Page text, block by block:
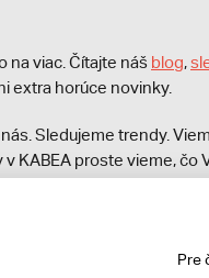
na viac. Čítajte náš blog,
extra horúce novinky.
Sledujeme trendy.
KABEA proste vieme, čo
Pre